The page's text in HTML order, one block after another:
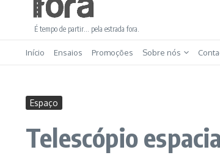
É tempo de partir… pela estrada fora.
Início Ensaios Promoções Sobre nós
Espaço
Telescópio